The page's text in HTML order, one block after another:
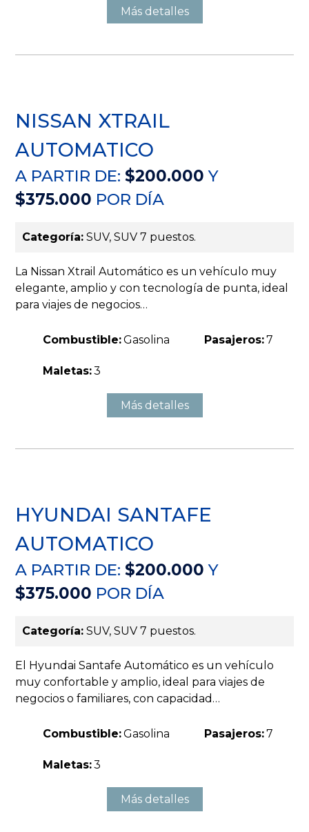
Más detalles
NISSAN XTRAIL
AUTOMATICO
A PARTIR DE:$200.000 Y
$375.000 POR DÍA
Categoría: SUV, SUV 7 puestos.
La Nissan Xtrail Automático es un vehículo muy
elegante, amplio y con tecnología de punta, ideal
para viajes de negocios…
Combustible:Gasolina Pasajeros:7
Maletas:3
Más detalles
HYUNDAI SANTAFE
AUTOMATICO
A PARTIR DE:$200.000 Y
$375.000 POR DÍA
Categoría: SUV, SUV 7 puestos.
El Hyundai Santafe Automático es un vehículo
muy confortable y amplio, ideal para viajes de
negocios o familiares, con capacidad…
Combustible:Gasolina Pasajeros:7
Maletas:3
Más detalles